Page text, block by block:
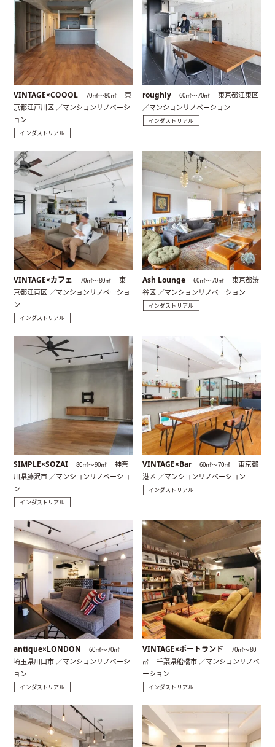
VINTAGE×COOOL 70㎡〜80㎡
東
京都江戸川区 ／マンションリノベーシ
ョン
インダストリアル
roughly 60㎡〜70㎡
東京都江東区
／マンションリノベーション
インダストリアル
VINTAGE×カフェ 70㎡〜80㎡
東
京都江東区 ／マンションリノベーショ
ン
インダストリアル
Ash Lounge 60㎡〜70㎡
東京都渋
谷区 ／マンションリノベーション
インダストリアル
SIMPLE×SOZAI 80㎡〜90㎡
神奈
川県藤沢市 ／マンションリノベーショ
ン
インダストリアル
VINTAGE×Bar 60㎡〜70㎡
東京都
港区 ／マンションリノベーション
インダストリアル
antique×LONDON 60㎡〜70㎡
埼玉県川口市 ／マンションリノベーシ
ョン
インダストリアル
VINTAGE×ポートランド
70㎡〜80
㎡
千葉県船橋市 ／マンションリノベ
ーション
インダストリアル